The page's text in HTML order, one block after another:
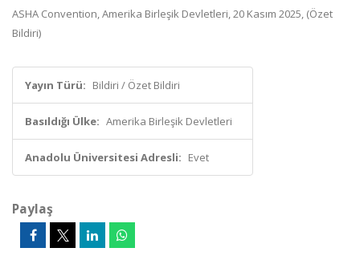
ASHA Convention, Amerika Birleşik Devletleri, 20 Kasım 2025, (Özet
Bildiri)
Yayın Türü: Bildiri / Özet Bildiri
Basıldığı Ülke: Amerika Birleşik Devletleri
Anadolu Üniversitesi Adresli: Evet
Paylaş